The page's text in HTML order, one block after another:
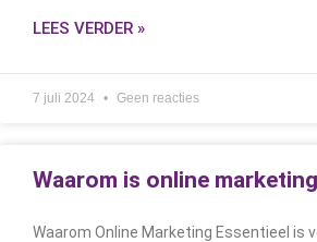
LEES VERDER »
7 juli 2024 Geen reacties
Waarom is online
Waarom Online Marketing Essentieel is